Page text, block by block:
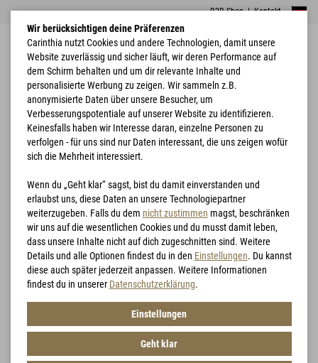
B2B Shop|Kontakt
Home Bekleidung G-LOFT® Tactical Anorak
Wir berücksichtigen deine Präferenzen
Carinthia nutzt Cookies und andere Technologien, damit unsere
Website zuverlässig und sicher läuft, wir deren Performance auf
dem Schirm behalten und um dir relevante Inhalte und
personalisierte Werbung zu zeigen. Wir sammeln z.B.
anonymisierte Daten über unsere Besucher, um
Verbesserungspotentiale auf unserer Website zu identifizieren.
Keinesfalls haben wir Interesse daran, einzelne Personen zu
verfolgen - für uns sind nur Daten interessant, die uns zeigen wofür
sich die Mehrheit interessiert.
Wenn du „Geht klar“ sagst, bist du damit einverstanden und
erlaubst uns, diese Daten an unsere Technologiepartner
weiterzugeben. Falls du dem nicht zustimmen magst, beschränken
wir uns auf die wesentlichen Cookies und du musst damit leben,
dass unsere Inhalte nicht auf dich zugeschnitten sind. Weitere
Details und alle Optionen findest du in den Einstellungen. Du kannst
diese auch später jederzeit anpassen. Weitere Informationen
findest du in unserer Datenschutzerklärung.
Einstellungen
Geht klar